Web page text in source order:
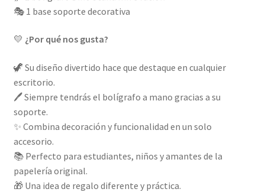
🎭 1 base soporte decorativa
💛 ¿Por qué nos gusta?
🦖 Su diseño divertido hace que destaque en cualquier
escritorio.
🖊️ Siempre tendrás el bolígrafo a mano gracias a su
soporte.
✨ Combina decoración y funcionalidad en un solo
accesorio.
📚 Perfecto para estudiantes, niños y amantes de la
papelería original.
🎁 Una idea de regalo diferente y práctica.